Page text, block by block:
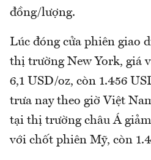
đồng/lượng.
Lúc đóng cửa phiên giao
thị trường New York, giá
6,1 USD/oz, còn 1.456
trưa nay theo giờ Việt
tại thị trường châu Á
với chốt phiên Mỹ, còn